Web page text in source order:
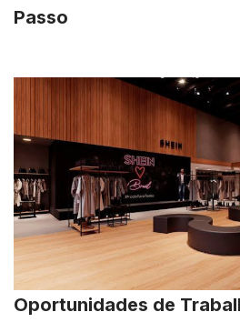
Passo
Oportunidades de